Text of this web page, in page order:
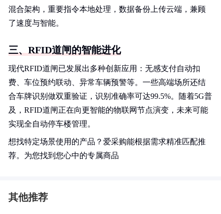
混合架构，重要指令本地处理，数据备份上传云端，兼顾
了速度与智能。
三、RFID道闸的智能进化
现代RFID道闸已发展出多种创新应用：无感支付自动扣
费、车位预约联动、异常车辆预警等。一些高端场所还结
合车牌识别做双重验证，识别准确率可达99.5%。随着5G普
及，RFID道闸正在向更智能的物联网节点演变，未来可能
实现全自动停车楼管理。
想找特定场景使用的产品？爱采购能根据需求精准匹配推
荐。为您找到您心中的专属商品
其他推荐